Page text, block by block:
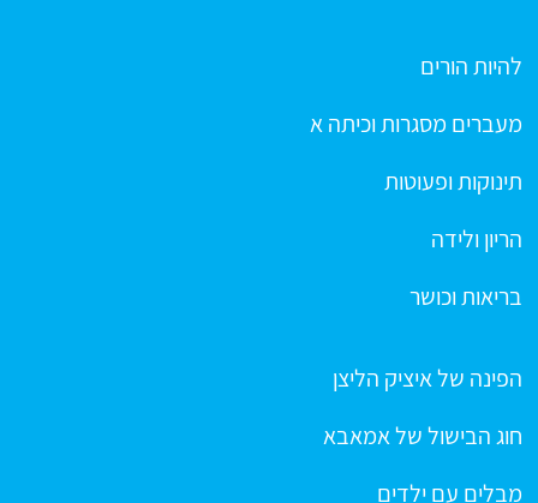
להיות הורים
מעברים מסגרות וכיתה א
תינוקות ופעוטות
הריון ולידה
בריאות וכושר
הפינה של איציק הליצן
חוג הבישול של אמאבא
מבלים עם ילדים